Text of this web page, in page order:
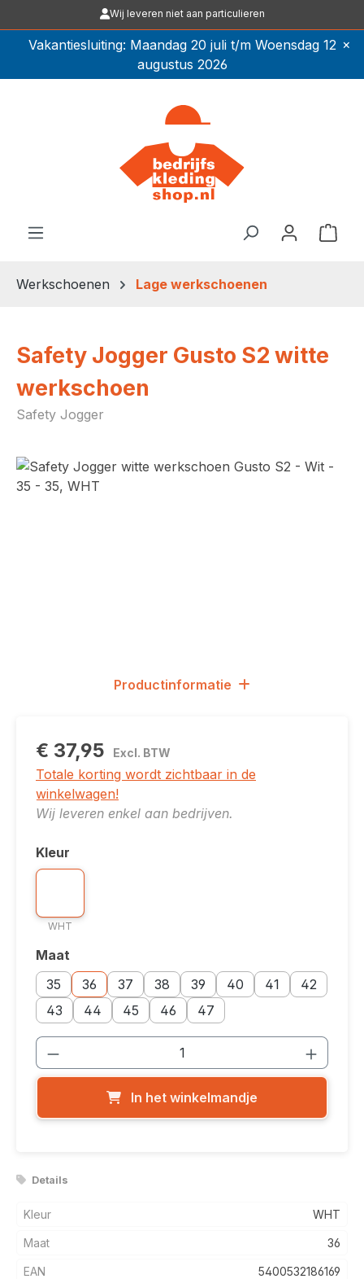
Ga naar de hoofdinhoudWij leveren niet aan particulieren
Vakantiesluiting: Maandag 20 juli t/m Woensdag 12
augustus 2026
×
Werkschoenen Lage werkschoenen
Safety Jogger Gusto S2 witte
werkschoen
Safety Jogger
Afbeeldingengalerij overslaan
Productinformatie
€ 37,95 Excl. BTW
Totale korting wordt zichtbaar in de
winkelwagen!
Wij leveren enkel aan bedrijven.
Selecteer
Kleur
Kleuroptie: WHT
WHT
Selecteer
Maat
35
Maatoptie: 35
36
Maatoptie: 36
37
Maatoptie: 37
38
Maatoptie: 38
39
Maatoptie: 39
40
Maatoptie: 40
41
Maatoptie: 41
42
Maatoptie:
43
Maatoptie: 43
44
Maatoptie: 44
45
Maatoptie: 45
46
Maatoptie: 46
47
Maatoptie: 47
Producthoeveelheid: Voer de
In het winkelmandje
Details
Kleur WHT
Maat 36
EAN 5400532186169